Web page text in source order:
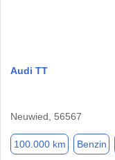
Audi TT
Neuwied, 56567
100.000 km Benzin